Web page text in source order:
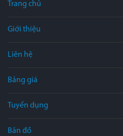
Trang chủ
Giới thiệu
Liên hệ
Bảng giá
Tuyển dụng
Bản đồ